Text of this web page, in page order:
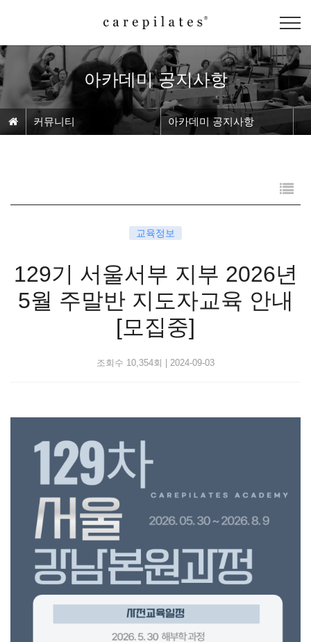
아카데미 공지사항
커뮤니티 아카데미 공지사항
교육정보
129기 서울서부 지부 2026년
5월 주말반 지도자교육 안내
[모집중]
조회수 10,354회 2024-09-03